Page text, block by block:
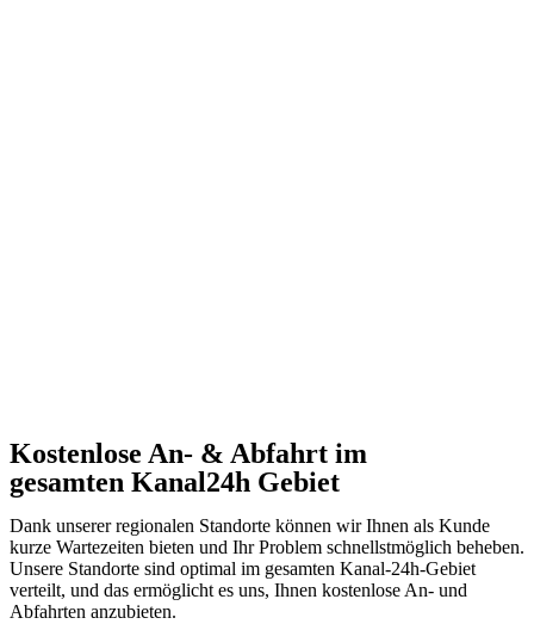
Kostenlose An- & Abfahrt im
gesamten Kanal24h Gebiet
Dank unserer regionalen Standorte können wir Ihnen als Kunde
kurze Wartezeiten bieten und Ihr Problem schnellstmöglich beheben.
Unsere Standorte sind optimal im gesamten Kanal-24h-Gebiet
verteilt, und das ermöglicht es uns, Ihnen kostenlose An- und
Abfahrten anzubieten.